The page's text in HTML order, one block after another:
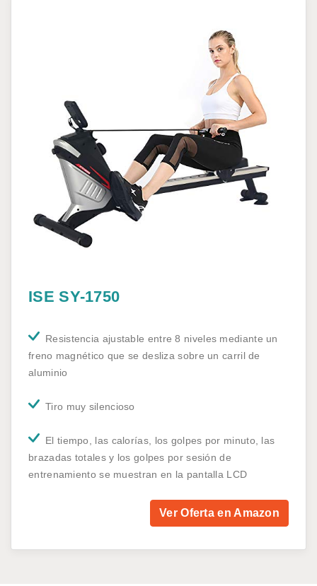
ISE SY-1750
Resistencia ajustable entre 8 niveles mediante un
freno magnético que se desliza sobre un carril de
aluminio
Tiro muy silencioso
El tiempo, las calorías, los golpes por minuto, las
brazadas totales y los golpes por sesión de
entrenamiento se muestran en la pantalla LCD
Ver Oferta en Amazon